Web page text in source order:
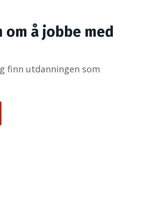
om å jobbe med
finn utdanningen som